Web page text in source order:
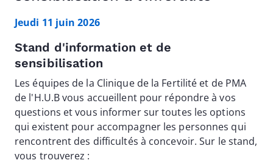
Jeudi 11 juin 2026
Stand d'information et de
sensibilisation
Les équipes de la Clinique de la Fertilité et de PMA
de l'H.U.B vous accueillent pour répondre à vos
questions et vous informer sur toutes les options
qui existent pour accompagner les personnes qui
rencontrent des difficultés à concevoir. Sur le stand,
vous trouverez :